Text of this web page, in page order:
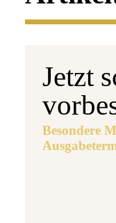
Jetzt
Besondere